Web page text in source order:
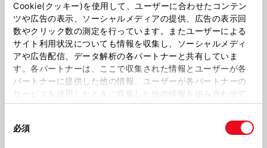
Cookie(クッキー)を使用して、ユーザーに合わせたコンテン
ツや広告の表示、ソーシャルメディアの提供、広告の表示回
数やクリック数の測定を行っています。またユーザーによる
サイト利用状況についても情報を収集し、ソーシャルメディ
アや広告配信、データ解析の各パートナーと共有していま
す。各パートナーは、ここで収集された情報とユーザーが各
パートナーに提供した他の情報、ユーザーが各パートナーの
サービスを使用したときに収集した他の情報を組み合わせて
使用することがあります。当ウェブサイトの使用を続行する
必須
202681
流通センター店🚙8月営業日のご
案内🏖️🏄‍♂️🏄‍♂️
2026725
🏖流通センター店🏖Ｔｈａｎｋ
ｙｏｕ ＳＡＢＩＮＡ💕
お店のこと